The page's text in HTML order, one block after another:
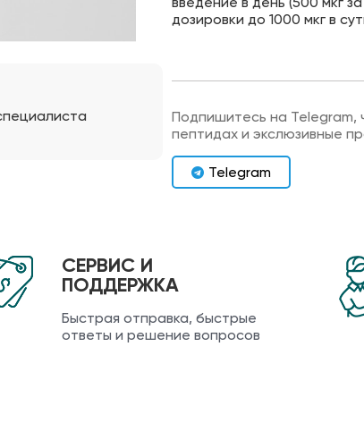
дозировки до 1000 мкг в
Подпишитесь на Telegram,
пептидах и экслюзивные
Telegram
СЕРВИС И
ПОДДЕРЖКА
Быстрая отправка, быстрые
ответы и решение вопросов